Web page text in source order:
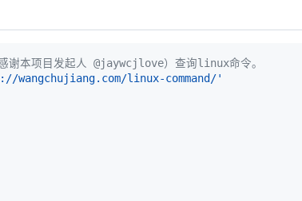
谢本项目发起人 @jaywcjlove）查询linux命令。
wangchujiang.com/linux-command/'